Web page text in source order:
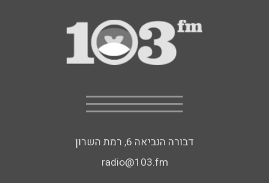
דבורה הנביאה 6, רמת השרון
radio@103.fm